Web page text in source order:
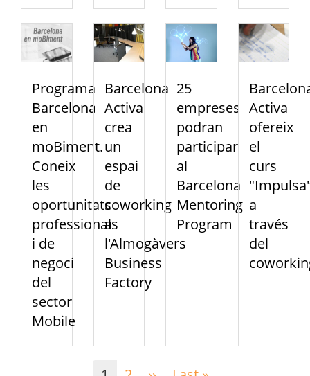
Programa
Barcelona
en
moBiment.
Coneix
les
oportunitats
professionals
i de
negoci
del
sector
Mobile
Barcelona
Activa
crea
un
espai
de
coworking
a
l'Almogàvers
Business
Factory
25
empreses
podran
participar
al
Barcelona
Mentoring
Program
Activa
ofereix
el
curs
a
través
del